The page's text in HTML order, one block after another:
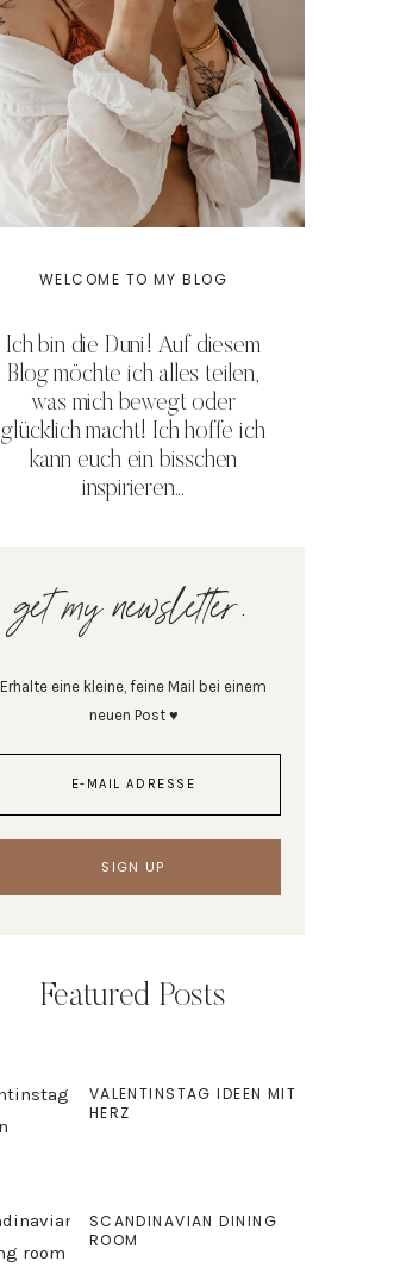
WELCOME TO MY BLOG
Ich bin die Duni! Auf diesem
Blog möchte ich alles teilen,
was mich bewegt oder
glücklich macht! Ich hoffe ich
kann euch ein bisschen
inspirieren...
get my newsletter.
Erhalte eine kleine, feine Mail bei einem
neuen Post ♥
Featured Posts
VALENTINSTAG IDEEN MIT
HERZ
SCANDINAVIAN DINING
ROOM